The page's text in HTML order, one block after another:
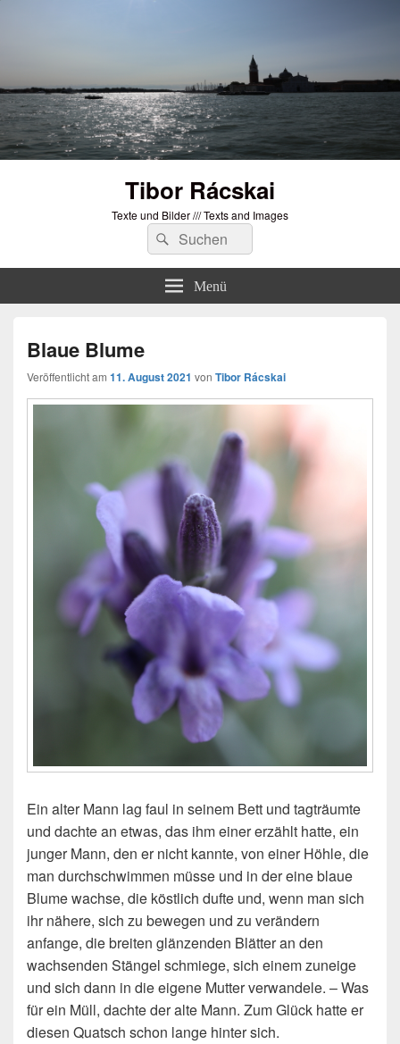
Tibor Rácskai
Texte und Bilder /// Texts and Images
Suchen
nach:
Suchen
Menü
Blaue Blume
Veröffentlicht am 11. August 2021 von Tibor Rácskai
Ein alter Mann lag faul in seinem Bett und tagträumte
und dachte an etwas, das ihm einer erzählt hatte, ein
junger Mann, den er nicht kannte, von einer Höhle, die
man durchschwimmen müsse und in der eine blaue
Blume wachse, die köstlich dufte und, wenn man sich
ihr nähere, sich zu bewegen und zu verändern
anfange, die breiten glänzenden Blätter an den
wachsenden Stängel schmiege, sich einem zuneige
und sich dann in die eigene Mutter verwandele. – Was
für ein Müll, dachte der alte Mann. Zum Glück hatte er
diesen Quatsch schon lange hinter sich.